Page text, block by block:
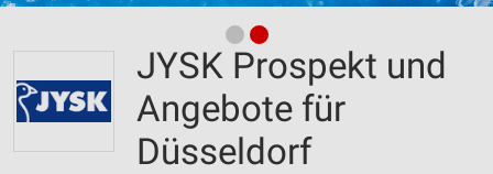
JYSK Prospekt und
Angebote für
Düsseldorf